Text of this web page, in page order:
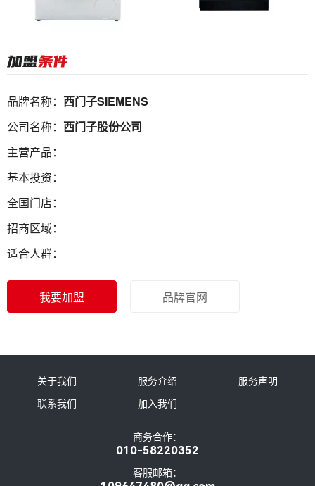
品牌名称： 西门子SIEMENS
公司名称： 西门子股份公司
主营产品：
基本投资：
全国门店：
招商区域：
适合人群：
我要加盟 品牌官网
关于我们 服务介绍
服务声明
联系我们
加入我们
商务合作：
010-58220352
客服邮箱：